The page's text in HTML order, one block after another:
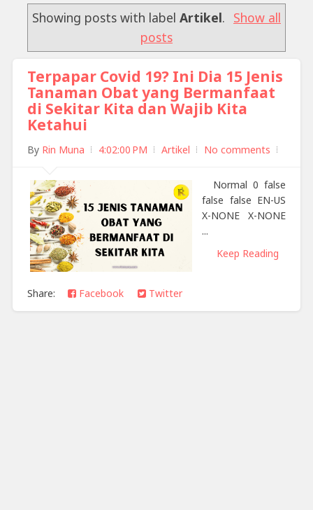
Showing posts with label Artikel. Show all
posts
Terpapar Covid 19? Ini Dia 15 Jenis
Tanaman Obat yang Bermanfaat
di Sekitar Kita dan Wajib Kita
Ketahui
By Rin Muna 4:02:00 PM Artikel No comments
Normal 0 false
false false EN-US
X-NONE X-NONE
...
Keep Reading
Share: Facebook Twitter